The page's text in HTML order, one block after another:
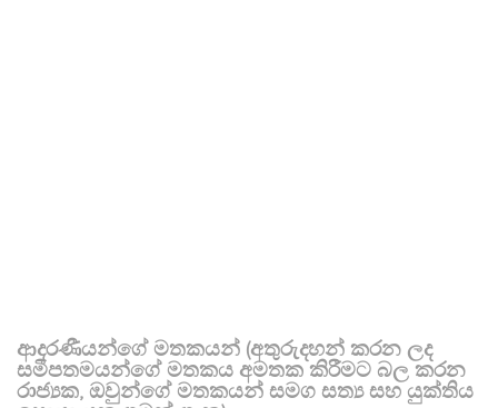
ආදරණීයන්ගේ මතකයන් (අතුරුදහන් කරන ලද
සමීපතමයන්ගේ මතකය අමතක කිරීමට බල කරන
රාජ්‍යක, ඔවුන්ගේ මතකයන් සමග සත්‍ය සහ යුක්තිය